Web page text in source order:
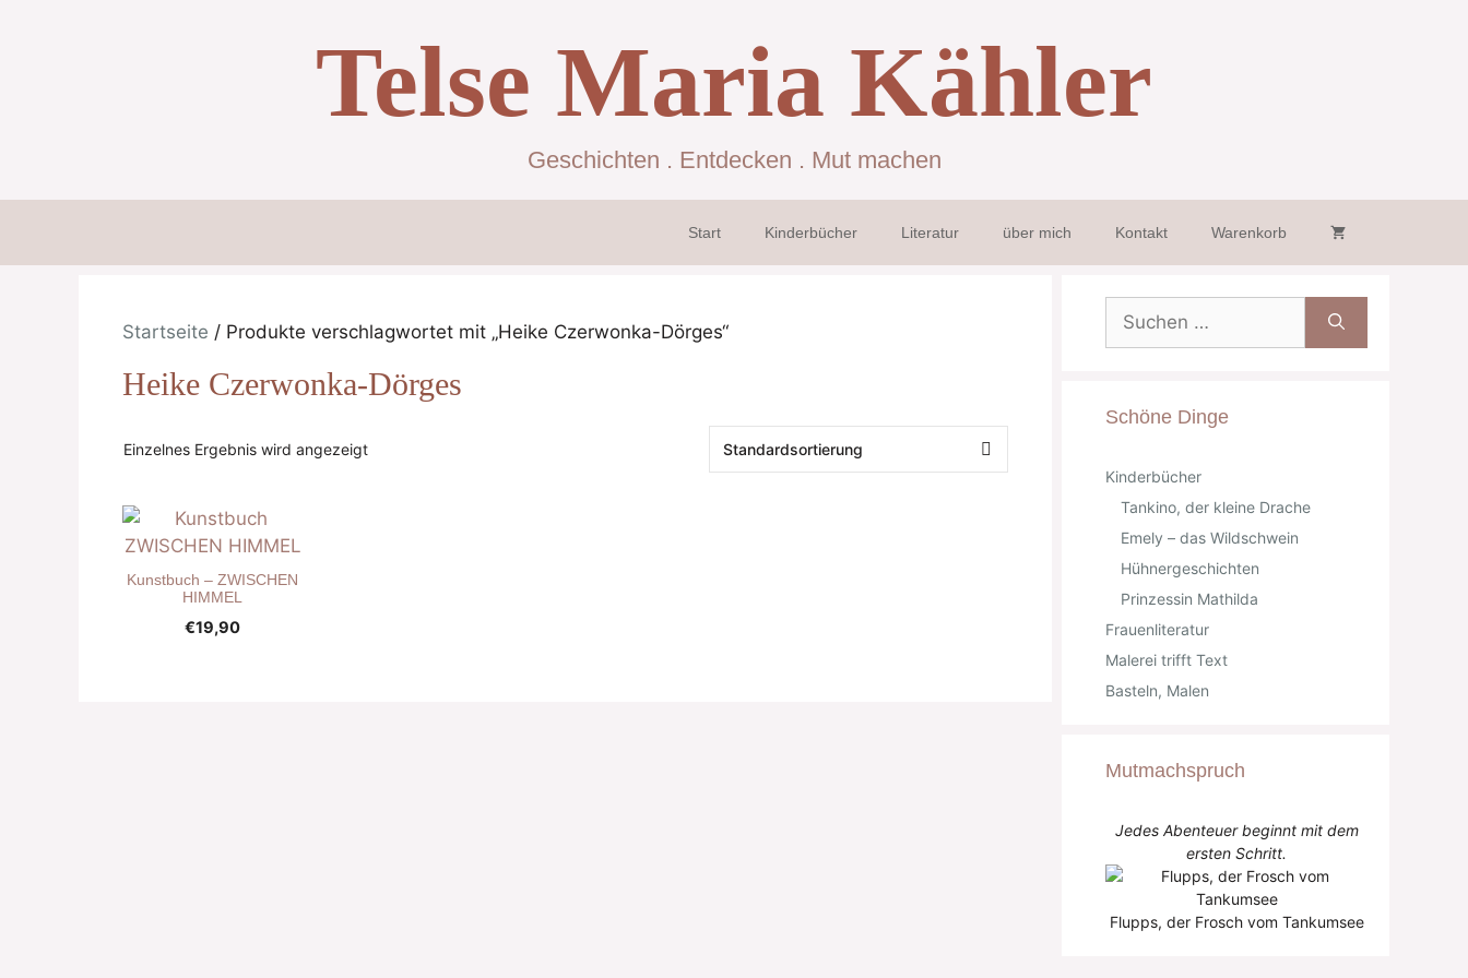
Telse Maria Kähler
Geschichten . Entdecken . Mut machen
Start Kinderbücher Literatur über mich Kontakt Warenkorb
Startseite / Produkte verschlagwortet mit „Heike Czerwonka-Dörges“
Heike Czerwonka-Dörges
Einzelnes Ergebnis wird angezeigt
Kunstbuch – ZWISCHEN
HIMMEL
€19,90
nach:
Schöne Dinge
Kinderbücher
Tankino, der kleine Drache
Emely – das Wildschwein
Hühnergeschichten
Prinzessin Mathilda
Frauenliteratur
Malerei trifft Text
Basteln, Malen
Mutmachspruch
Jedes Abenteuer beginnt mit dem
ersten Schritt.
Flupps, der Frosch vom Tankumsee